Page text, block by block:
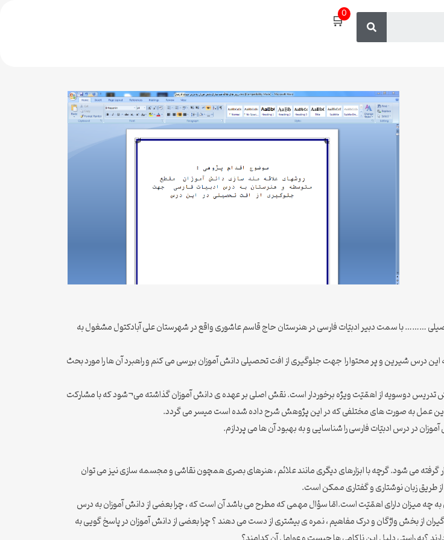
🛒0
با سمت دبیر ادبیّات فارسی در هنرستان حاج قاسم عاشوری واقع در شهرستان علی آبادکتول مشغول به
درس شیرین و پر محتوا را جهت جلوگیری از افت تحصیلی دانش آموزان بررسی می کنم و راهبرد آن ها را مورد بحث
تدریس دوسویه از اهمّیّت ویژه برخوردار است. نقش اصلی بر عهده ی دانش آموزان گذاشته می¬شود که با مشارکت
این عمل به صورت های مختلفی که در این پژوهش شرح داده شده است میسر می گردد.
در درس ادبیّات فارسی را شناسایی و به بهبود آن ها می پردازم.
گرفته می شود. گرچه با ابزارهای دیگری مانند علائم ، هنرهای بصری همچون نقاشی و مجسمه سازی نیز می توان
طریق زبان نوشتاری و گفتاری ممکن است.
به چه میزان دارای اهمّیّت است.امّا سؤال مهمی که مطرح می باشد آن است که ، چرا بعضی از دانش آموزان به درس
از بخش واژگان و درک مفاهیم ، نمره ی بیشتری از دست می دهند ؟ چرا بعضی از دانش آموزان در پاسخ گویی به